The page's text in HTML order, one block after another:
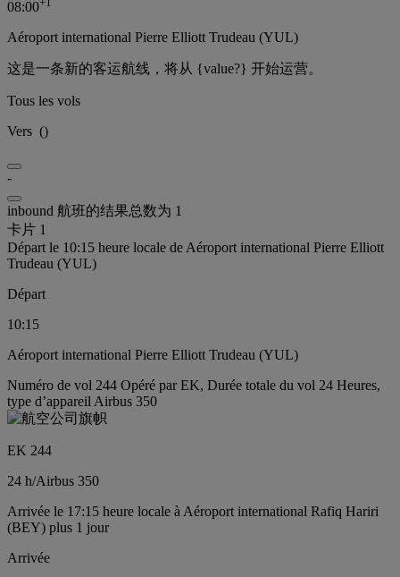
08:00
Aéroport international Pierre Elliott Trudeau (YUL)
这是一条新的客运航线，将从 {value?} 开始运营。
Tous les vols
Vers ()
-
inbound 航班的结果总数为 1
卡片 1
Départ le 10:15 heure locale de Aéroport international Pierre Elliott
Trudeau (YUL)
Départ
10:15
Aéroport international Pierre Elliott Trudeau (YUL)
Numéro de vol 244 Opéré par EK, Durée totale du vol 24 Heures,
type d’appareil Airbus 350
EK 244
24 h/Airbus 350
Arrivée le 17:15 heure locale à Aéroport international Rafiq Hariri
(BEY) plus 1 jour
Arrivée